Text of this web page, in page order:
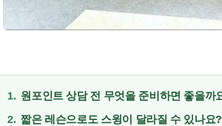
1. 원포인트 상담 전 무엇을 준비하면 좋을까
2. 짧은 레슨으로도 스윙이 달라질 수 있나요?